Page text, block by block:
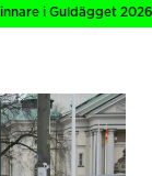
i Guldägget 2026